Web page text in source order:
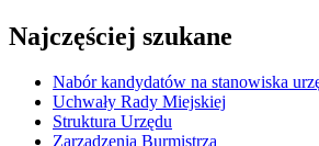
Najczęściej szukane
Nabór kandydatów na stanowiska
Uchwały Rady Miejskiej
Struktura Urzędu
Zarządzenia Burmistrza